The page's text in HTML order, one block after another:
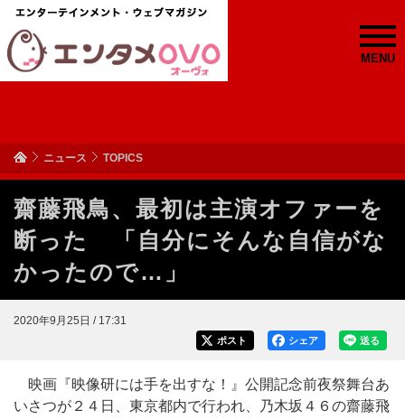
MENU
ニュース TOPICS
齋藤飛鳥、最初は主演オファーを
断った 「自分にそんな自信がな
かったので…」
2020年9月25日 / 17:31
送る
シェア
ポスト
映画『映像研には手を出すな！』公開記念前夜祭舞台あ
いさつが２４日、東京都内で行われ、乃木坂４６の齋藤飛